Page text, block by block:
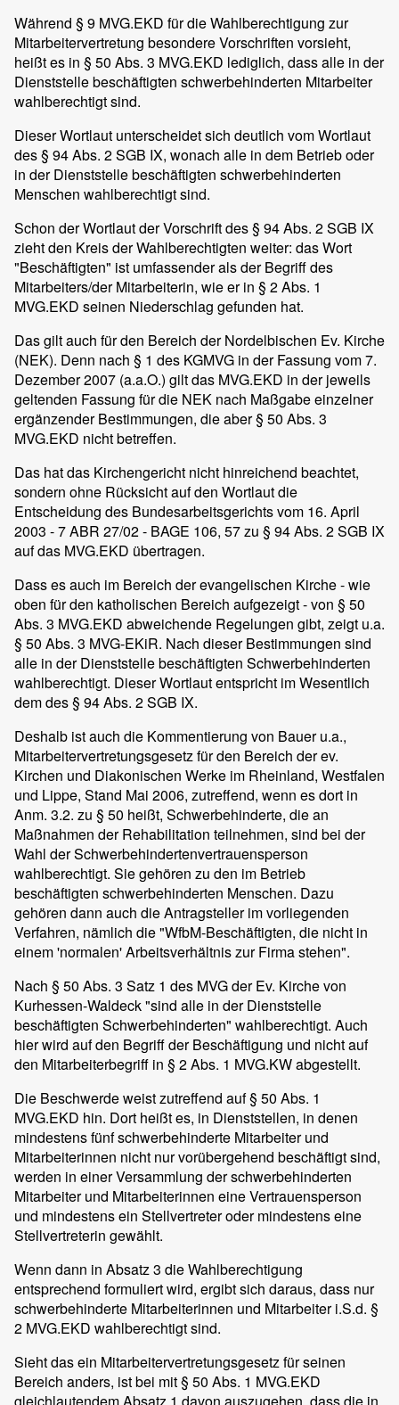
Während § 9 MVG.EKD für die Wahlberechtigung zur
Mitarbeitervertretung besondere Vorschriften vorsieht,
heißt es in § 50 Abs. 3 MVG.EKD lediglich, dass alle in der
Dienststelle beschäftigten schwerbehinderten Mitarbeiter
wahlberechtigt sind.
Dieser Wortlaut unterscheidet sich deutlich vom Wortlaut
des § 94 Abs. 2 SGB IX, wonach alle in dem Betrieb oder
in der Dienststelle beschäftigten schwerbehinderten
Menschen wahlberechtigt sind.
Schon der Wortlaut der Vorschrift des § 94 Abs. 2 SGB IX
zieht den Kreis der Wahlberechtigten weiter: das Wort
"Beschäftigten" ist umfassender als der Begriff des
Mitarbeiters/der Mitarbeiterin, wie er in § 2 Abs. 1
MVG.EKD seinen Niederschlag gefunden hat.
Das gilt auch für den Bereich der Nordelbischen Ev. Kirche
(NEK). Denn nach § 1 des KGMVG in der Fassung vom 7.
Dezember 2007 (a.a.O.) gilt das MVG.EKD in der jeweils
geltenden Fassung für die NEK nach Maßgabe einzelner
ergänzender Bestimmungen, die aber § 50 Abs. 3
MVG.EKD nicht betreffen.
Das hat das Kirchengericht nicht hinreichend beachtet,
sondern ohne Rücksicht auf den Wortlaut die
Entscheidung des Bundesarbeitsgerichts vom 16. April
2003 - 7 ABR 27/02 - BAGE 106, 57 zu § 94 Abs. 2 SGB IX
auf das MVG.EKD übertragen.
Dass es auch im Bereich der evangelischen Kirche - wie
oben für den katholischen Bereich aufgezeigt - von § 50
Abs. 3 MVG.EKD abweichende Regelungen gibt, zeigt u.a.
§ 50 Abs. 3 MVG-EKiR. Nach dieser Bestimmungen sind
alle in der Dienststelle beschäftigten Schwerbehinderten
wahlberechtigt. Dieser Wortlaut entspricht im Wesentlich
dem des § 94 Abs. 2 SGB IX.
Deshalb ist auch die Kommentierung von Bauer u.a.,
Mitarbeitervertretungsgesetz für den Bereich der ev.
Kirchen und Diakonischen Werke im Rheinland, Westfalen
und Lippe, Stand Mai 2006, zutreffend, wenn es dort in
Anm. 3.2. zu § 50 heißt, Schwerbehinderte, die an
Maßnahmen der Rehabilitation teilnehmen, sind bei der
Wahl der Schwerbehindertenvertrauensperson
wahlberechtigt. Sie gehören zu den im Betrieb
beschäftigten schwerbehinderten Menschen. Dazu
gehören dann auch die Antragsteller im vorliegenden
Verfahren, nämlich die "WfbM-Beschäftigten, die nicht in
einem 'normalen' Arbeitsverhältnis zur Firma stehen".
Nach § 50 Abs. 3 Satz 1 des MVG der Ev. Kirche von
Kurhessen-Waldeck "sind alle in der Dienststelle
beschäftigten Schwerbehinderten" wahlberechtigt. Auch
hier wird auf den Begriff der Beschäftigung und nicht auf
den Mitarbeiterbegriff in § 2 Abs. 1 MVG.KW abgestellt.
Die Beschwerde weist zutreffend auf § 50 Abs. 1
MVG.EKD hin. Dort heißt es, in Dienststellen, in denen
mindestens fünf schwerbehinderte Mitarbeiter und
Mitarbeiterinnen nicht nur vorübergehend beschäftigt sind,
werden in einer Versammlung der schwerbehinderten
Mitarbeiter und Mitarbeiterinnen eine Vertrauensperson
und mindestens ein Stellvertreter oder mindestens eine
Stellvertreterin gewählt.
Wenn dann in Absatz 3 die Wahlberechtigung
entsprechend formuliert wird, ergibt sich daraus, dass nur
schwerbehinderte Mitarbeiterinnen und Mitarbeiter i.S.d. §
2 MVG.EKD wahlberechtigt sind.
Sieht das ein Mitarbeitervertretungsgesetz für seinen
Bereich anders, ist bei mit § 50 Abs. 1 MVG.EKD